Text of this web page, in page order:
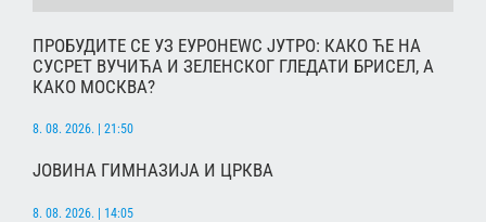
ПРОБУДИТЕ СЕ УЗ ЕУРОНЕWС ЈУТРО: КАКО ЋЕ НА
СУСРЕТ ВУЧИЋА И ЗЕЛЕНСКОГ ГЛЕДАТИ БРИСЕЛ, А
КАКО МОСКВА?
8. 08. 2026. | 21:50
ЈОВИНА ГИМНАЗИЈА И ЦРКВА
8. 08. 2026. | 14:05